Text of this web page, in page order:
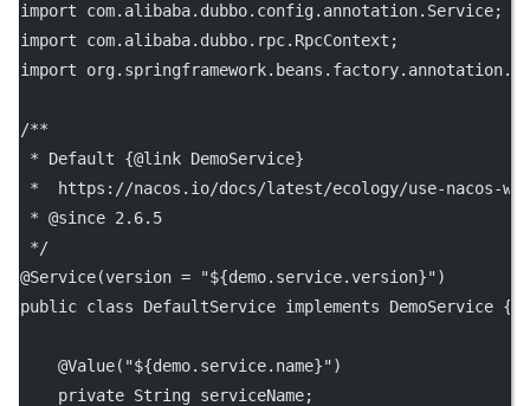
import com.alibaba.dubbo.config.annotation.Service;
import com.alibaba.dubbo.rpc.RpcContext;
import
/**
* Default {@link DemoService}
*  https://nacos.io/docs/latest/ecology/use-nacos-
* @since 2.6.5
*/
@Service(version = "${demo.service.version}")
public class DefaultService implements DemoService {
    @
Value( "${demo.service.name}")
private String serviceName;